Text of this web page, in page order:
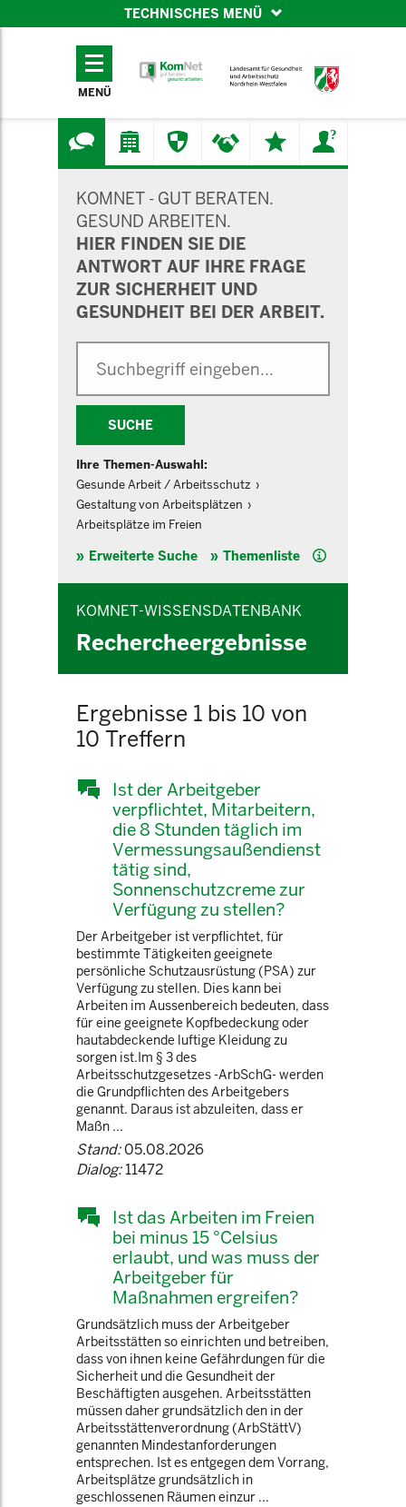
TECHNISCHES MENÜ
TECHNISCHES
MENÜ
KOMNET - GUT BERATEN.
GESUND ARBEITEN.
HIER FINDEN SIE DIE
ANTWORT AUF IHRE FRAGE
ZUR SICHERHEIT UND
GESUNDHEIT BEI DER ARBEIT.
SUCHE
Ihre Themen-Auswahl:
Gesunde Arbeit / Arbeitsschutz
Gestaltung von Arbeitsplätzen
Arbeitsplätze im Freien
Erweiterte Suche Themenliste Hilfe
KOMNET-WISSENSDATENBANK
Rechercheergebnisse
Ergebnisse 1 bis 10 von
10 Treffern
Ist der Arbeitgeber
verpflichtet, Mitarbeitern,
die 8 Stunden täglich im
Vermessungsaußendienst
tätig sind,
Sonnenschutzcreme zur
Verfügung zu stellen?
Der Arbeitgeber ist verpflichtet, für
bestimmte Tätigkeiten geeignete
persönliche Schutzausrüstung (PSA) zur
Verfügung zu stellen. Dies kann bei
Arbeiten im Aussenbereich bedeuten, dass
für eine geeignete Kopfbedeckung oder
hautabdeckende luftige Kleidung zu
sorgen ist.Im § 3 des
Arbeitsschutzgesetzes -ArbSchG- werden
die Grundpflichten des Arbeitgebers
genannt. Daraus ist abzuleiten, dass er
Maßn ...
Stand:05.08.2026
Dialog:11472
Ist das Arbeiten im Freien
bei minus 15 °Celsius
erlaubt, und was muss der
Arbeitgeber für
Maßnahmen ergreifen?
Grundsätzlich muss der Arbeitgeber
Arbeitsstätten so einrichten und betreiben,
dass von ihnen keine Gefährdungen für die
Sicherheit und die Gesundheit der
Beschäftigten ausgehen. Arbeitsstätten
müssen daher grundsätzlich den in der
Arbeitsstättenverordnung (ArbStättV)
genannten Mindestanforderungen
entsprechen. Ist es entgegen dem Vorrang,
Arbeitsplätze grundsätzlich in
geschlossenen Räumen einzur ...